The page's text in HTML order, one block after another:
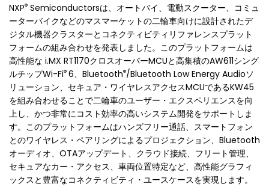
NXP® Semiconductorsは、オートバイ、電動スクーター、コミュ
ーターバイクなどのマスマーケットの二輪車向けに設計されたデ
ジタル機器クラスターとコネクティビティリファレンスプラット
フォームの組み合わせを発表しました。このプラットフォームは
高性能な i.MX RT1170クロスオーバーMCUと高集積のAW611シング
ルチップWi-Fi®6、Bluetooth®/Bluetooth Low Energy Audioソ
リューション、セキュア・ワイヤレスアクセスMCUであるKW45
を組み合わせることで二輪車のユーザー・エクスペリエンスを向
上し、かつ非常にコスト効率の高いシステム開発をサポートしま
す。このプラットフォームはハンズフリー通話、スマートフォン
とのワイヤレス・ペアリングによるプロジェクション、Bluetooth
オーディオ、OTAアップデート、クラウド接続、フリート管理、
セキュアなカー・アクセス、車両位置特定など、高性能グラフィ
ックスと豊富なコネクティビティ・ユースケースを実現します。